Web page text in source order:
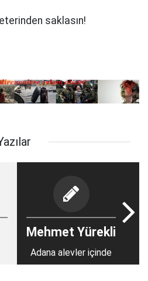
saklasın!
Mehmet Yürekli
Adana alevler içinde